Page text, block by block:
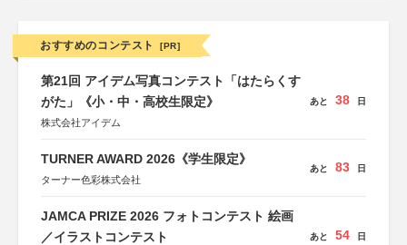
おすすめのコンテスト [PR]
第21回 アイデム写真コンテスト「はたらくす
がた」《小・中・高校生限定》
株式会社アイデム
あと 38 日
TURNER AWARD 2026《学生限定》
ターナー色彩株式会社
あと 83 日
JAMCA PRIZE 2026 フォトコンテスト 絵画
／イラストコンテスト
あと 54 日